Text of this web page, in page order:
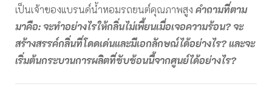
เป็นเจ้าของแบรนด์น้ำหอมรถยนต์คุณภาพสูง คำถามที่ตาม
มาคือ: จะทำอย่างไรให้กลิ่นไม่เพี้ยนเมื่อเจอความร้อน? จะ
สร้างสรรค์กลิ่นที่โดดเด่นและมีเอกลักษณ์ได้อย่างไร? และจะ
เริ่มต้นกระบวนการผลิตที่ซับซ้อนนี้จากศูนย์ได้อย่างไร?